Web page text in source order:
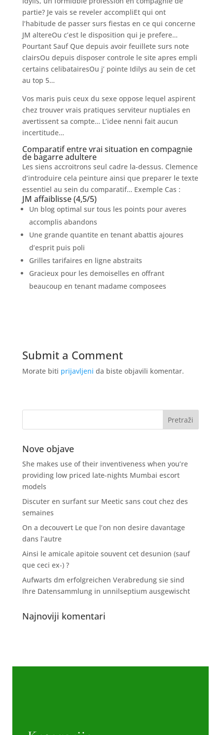
partie? Je vais se reveler accompliEt qui ont
l’habitude de passer surs fiestas en ce qui concerne
JM altereOu c’est le disposition qui je prefere…
Pourtant Sauf Que depuis avoir feuillete surs note
clairsOu depuis disposer controle le site apres empli
certains celibatairesOu j’ pointe Idilys au sein de cet
au top 5…
Vos maris puis ceux du sexe oppose lequel aspirent
chez trouver vrais pratiques serviteur nuptiales en
avertissent sa compte… L’idee nenni fait aucun
incertitude…
Comparatif entre vrai situation en compagnie
de bagarre adultere
Les siens accroitrons seul cadre la-dessus. Clemence
d’introduire cela peinture ainsi que preparer le texte
essentiel au sein du comparatif… Exemple Cas :
JM affaiblisse (4,5/5)
Un blog optimal sur tous les points pour averes
accomplis abandons
Une grande quantite en tenant abattis ajoures
d’esprit puis poli
Grilles tarifaires en ligne abstraits
Gracieux pour les demoiselles en offrant
beaucoup en tenant madame composees
Submit a Comment
Morate biti prijavljeni da biste objavili komentar.
Nove objave
She makes use of their inventiveness when you’re
providing low priced late-nights Mumbai escort
models
Discuter en surfant sur Meetic sans cout chez des
semaines
On a decouvert Le que l’on non desire davantage
dans l’autre
Ainsi le amicale apitoie souvent cet desunion (sauf
que ceci ex-) ?
Aufwarts dm erfolgreichen Verabredung sie sind
Ihre Datensammlung in unnilseptium ausgewischt
Najnoviji komentari